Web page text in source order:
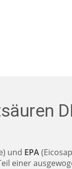
und EPA
einer